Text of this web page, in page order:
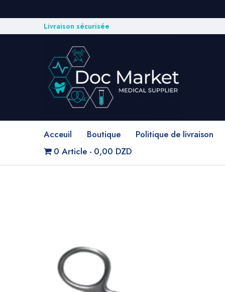
Livraison sécurisée
Acceuil Boutique
Politique de livraison
0 Article
0,00 DZD